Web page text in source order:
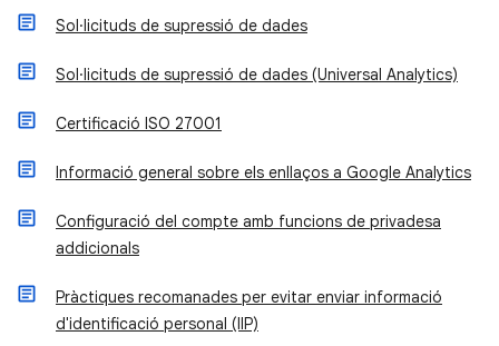
Sol·licituds de supressió de dades
Sol·licituds de supressió de dades (Universal Analytics)
Certificació ISO 27001
Informació general sobre els enllaços a Google Analytics
Configuració del compte amb funcions de privadesa
addicionals
Pràctiques recomanades per evitar enviar informació
d'identificació personal (IIP)